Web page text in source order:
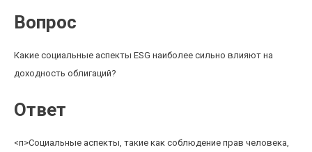
Вопрос
Какие социальные аспекты ESG наиболее сильно влияют на
доходность облигаций?
Ответ
<п>Социальные аспекты, такие как соблюдение прав человека,